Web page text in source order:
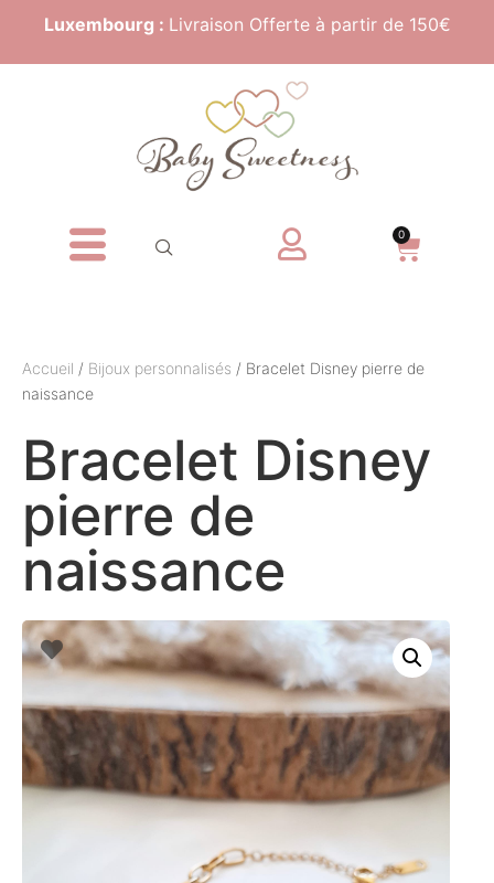
Luxembourg : Livraison Offerte à partir de 150€
0
Accueil / Bijoux personnalisés / Bracelet Disney pierre de
naissance
Bracelet Disney
pierre de
naissance